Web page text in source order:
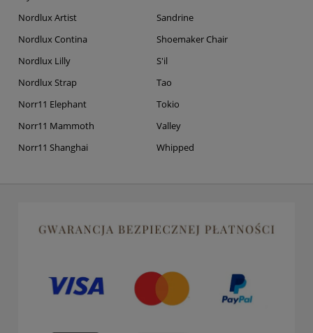
Nordlux Artist
Nordlux Contina
Nordlux Lilly
Nordlux Strap
Norr11 Elephant
Norr11 Mammoth
Norr11 Shanghai
Sandrine
Shoemaker Chair
S'il
Tao
Tokio
Valley
Whipped